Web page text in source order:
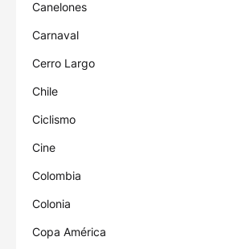
Canelones
Carnaval
Cerro Largo
Chile
Ciclismo
Cine
Colombia
Colonia
Copa América